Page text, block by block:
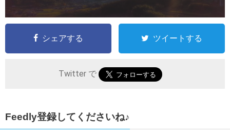
シェアする ツイートする
Twitter で
Feedly登録してくださいね♪